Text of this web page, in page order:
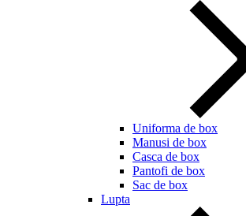
Uniforma de box
Manusi de box
Casca de box
Pantofi de box
Sac de box
Lupta